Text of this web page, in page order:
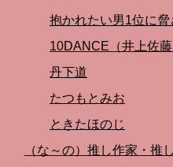
抱かれたい男1位に脅
10DANCE（井上佐藤
丹下道
たつもとみお
ときたほのじ
（な～の）推し作家・推